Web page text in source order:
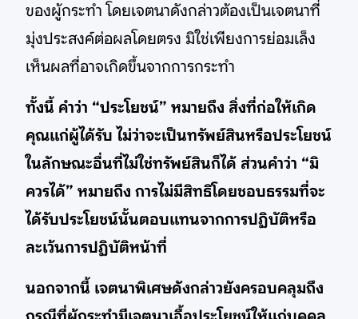
ของผู้กระทำ โดยเจตนาดังกล่าวต้องเป็นเจตนาที่
มุ่งประสงค์ต่อผลโดยตรง มิใช่เพียงการย่อมเล็ง
เห็นผลที่อาจเกิดขึ้นจากการกระทำ
ทั้งนี้ คำว่า “ประโยชน์” หมายถึง สิ่งที่ก่อให้เกิด
คุณแก่ผู้ได้รับ ไม่ว่าจะเป็นทรัพย์สินหรือประโยชน์
ในลักษณะอื่นที่ไม่ใช่ทรัพย์สินก็ได้ ส่วนคำว่า “มิ
ควรได้” หมายถึง การไม่มีสิทธิโดยชอบธรรมที่จะ
ได้รับประโยชน์นั้นตอบแทนจากการปฏิบัติหรือ
ละเว้นการปฏิบัติหน้าที่
นอกจากนี้ เจตนาพิเศษดังกล่าวยังครอบคลุมถึง